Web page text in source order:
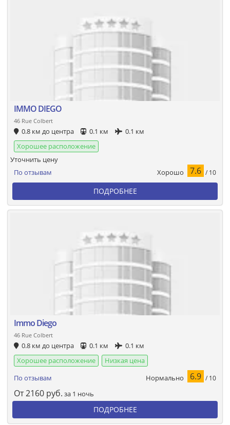
IMMO DIEGO
46 Rue Colbert
0.8 км до центра 0.1 км
0.1 км
Хорошее расположение
По отзывам Хорошо 7.6 / 10
Уточнить цену
ПОДРОБНЕЕ
Immo Diego
46 Rue Colbert
0.8 км до центра 0.1 км
0.1 км
Хорошее расположение
Низкая цена
По отзывам
Нормально 6.9 / 10
От2160 руб. за 1 ночь
ПОДРОБНЕЕ